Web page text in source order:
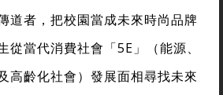
道者，把校園當成未來時尚品牌
從當代消費社會「5E」（能源、
高齡化社會）發展面相尋找未來